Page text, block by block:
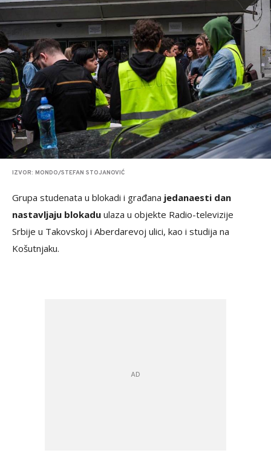
IZVOR: MONDO/STEFAN STOJANOVIĆ
Grupa studenata u blokadi i građana jedanaesti dan
nastavljaju blokadu ulaza u objekte Radio-televizije
Srbije u Takovskoj i Aberdarevoj ulici, kao i studija na
Košutnjaku.